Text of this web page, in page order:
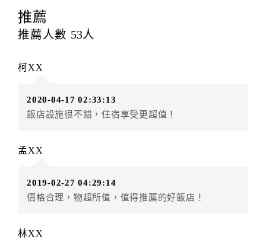
提出申辦不得異動訂單。
每筆訂單異動限定
辦理取消退款。
房者應補足差額。（限原訂飯店）
房者不得要求退其差額。（限原訂飯店）
額3個月
．訂房者使用「保留住宿金額」時，請注意！為避免飯
店客滿，敬請及早計畫，如逾時未提出申辦，視同無條
．每筆訂單異動限定乙次，限原訂飯店，異動完成後不
推薦
推薦人數 53人
柯XX
2020-04-17 02:33:13
飯店設施很不錯，住宿享受更超值！
孟XX
2019-02-27 04:29:14
價格合理，物超所值，值得推薦的好飯店！
林XX